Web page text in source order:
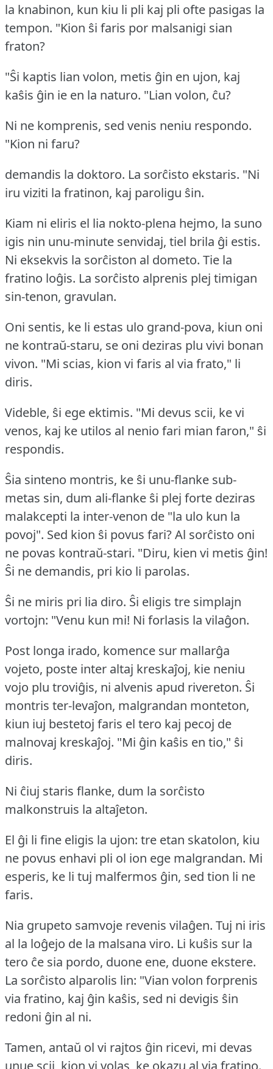
la knabinon, kun kiu li pli kaj pli ofte pasigas la
tempon. "Kion ŝi faris por malsanigi sian
fraton?
"Ŝi kaptis lian volon, metis ĝin en ujon, kaj
kaŝis ĝin ie en la naturo. "Lian volon, ĉu?
Ni ne komprenis, sed venis neniu respondo.
"Kion ni faru?
demandis la doktoro. La sorĉisto ekstaris. "Ni
iru viziti la fratinon, kaj paroligu ŝin.
Kiam ni eliris el lia nokto-plena hejmo, la suno
igis nin unu-minute senvidaj, tiel brila ĝi estis.
Ni eksekvis la sorĉiston al dometo. Tie la
fratino loĝis. La sorĉisto alprenis plej timigan
sin-tenon, gravulan.
Oni sentis, ke li estas ulo grand-pova, kiun oni
ne kontraŭ-staru, se oni deziras plu vivi bonan
vivon. "Mi scias, kion vi faris al via frato," li
diris.
Videble, ŝi ege ektimis. "Mi devus scii, ke vi
venos, kaj ke utilos al nenio fari mian faron," ŝi
respondis.
Ŝia sinteno montris, ke ŝi unu-flanke sub-
metas sin, dum ali-flanke ŝi plej forte deziras
malakcepti la inter-venon de "la ulo kun la
povoj". Sed kion ŝi povus fari?Al sorĉisto oni
ne povas kontraŭ-stari. "Diru, kien vi metis ĝin!
Ŝi ne demandis, pri kio li parolas.
Ŝi ne miris pri lia diro. Ŝi eligis tre simplajn
vortojn: "Venu kun mi! Ni forlasis la vilaĝon.
Post longa irado, komence sur mallarĝa
vojeto, poste inter altaj kreskaĵoj, kie neniu
vojo plu troviĝis, ni alvenis apud rivereton. Ŝi
montris ter-levaĵon, malgrandan monteton,
kiun iuj bestetoj faris el tero kaj pecoj de
malnovaj kreskaĵoj. "Mi ĝin kaŝis en tio," ŝi
diris.
Ni ĉiuj staris flanke, dum la sorĉisto
malkonstruis la altaĵeton.
El ĝi li fine eligis la ujon: tre etan skatolon, kiu
ne povus enhavi pli ol ion ege malgrandan. Mi
esperis, ke li tuj malfermos ĝin, sed tion li ne
faris.
Nia grupeto samvoje revenis vilaĝen. Tuj ni iris
al la loĝejo de la malsana viro. Li kuŝis sur la
tero ĉe sia pordo, duone ene, duone ekstere.
La sorĉisto alparolis lin: "Vian volon forprenis
via fratino, kaj ĝin kaŝis, sed ni devigis ŝin
redoni ĝin al ni.
Tamen, antaŭ ol vi rajtos ĝin ricevi, mi devas
unue scii, kion vi volas, ke okazu al via fratino.